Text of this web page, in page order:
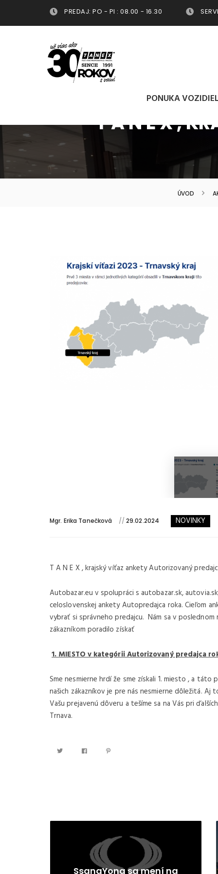
PREDAJ: PO - PI : 08.00 - 16.30
PONUKA VOZIDIEL
T A N E X ,
ÚVOD
Mgr. Erika Tanečková // 29.02.2024 NOVINKY
T A N E X , krajský víťaz ankety Autorizovaný
Autobazar.eu v spolupráci s autobazar.sk,
celoslovenskej ankety Autopredajca roka. Cieľom
vybrať si správneho predajcu. Nám sa v poslednom
zákazníkom poradilo získať
1. MIESTO v kategórii Autorizovaný predajca
Sme nesmierne hrdí že sme získali 1. miesto , a
našich zákazníkov je pre nás nesmierne dôležitá.
Vašu prejavenú dôveru a tešíme sa na Vás pri
Trnava.
SsangYong sa mení na
NOVINKA
0 cm3 50kW
50kWh 136k VAN L1 Fiat
MTJ